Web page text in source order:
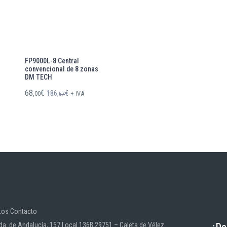
FP9000L-8 Central
convencional de 8 zonas
DM TECH
68,00€ 186,57€ + IVA
Contacto
de Andalucía, 157 Local 136B 29751 – Caleta de Vélez